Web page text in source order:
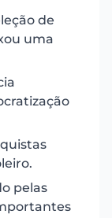
de
uma
pelas